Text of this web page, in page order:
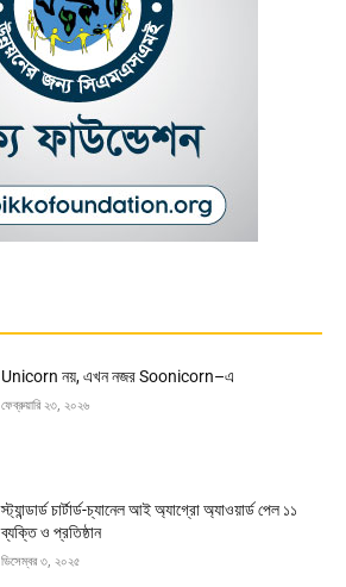
Unicorn নয়, এখন নজর Soonicorn–এ
ফেব্রুয়ারি ২৩, ২০২৬
স্ট্যান্ডার্ড চার্টার্ড-চ্যানেল আই অ্যাগ্রো অ্যাওয়ার্ড পেল ১১
ব্যক্তি ও প্রতিষ্ঠান
ডিসেম্বর ৩, ২০২৫